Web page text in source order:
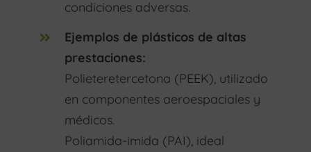
condiciones adversas.
Ejemplos de plásticos de altas
prestaciones:
Polieteretercetona (PEEK), utilizado
en componentes aeroespaciales y
médicos.
Poliamida-imida (PAI), ideal